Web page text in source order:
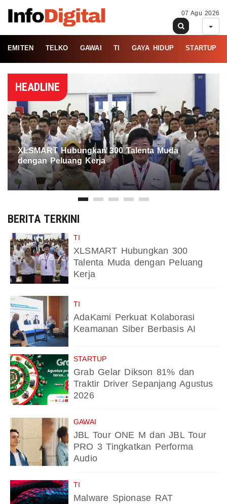
07 Agu 2026
EMITEN TELKO GAWAI TI GAYA HIDUP STARTUP
HEADLINE
XLSMART Hubungkan 300 Talenta Muda
dengan Peluang Kerja
BERITA TERKINI
TI
XLSMART Hubungkan 300
Talenta Muda dengan Peluang
Kerja
TI
AdaKami Perkuat Kolaborasi
Keamanan Siber Berbasis AI
STARTUP
Grab Gelar Dikson 81% dan
Traktir Driver Sepanjang Agustus
2026
GAWAI
JBL Tour ONE M dan JBL Tour
PRO 3 Tingkatkan Performa
Audio
TI
Malware Spionase RAT